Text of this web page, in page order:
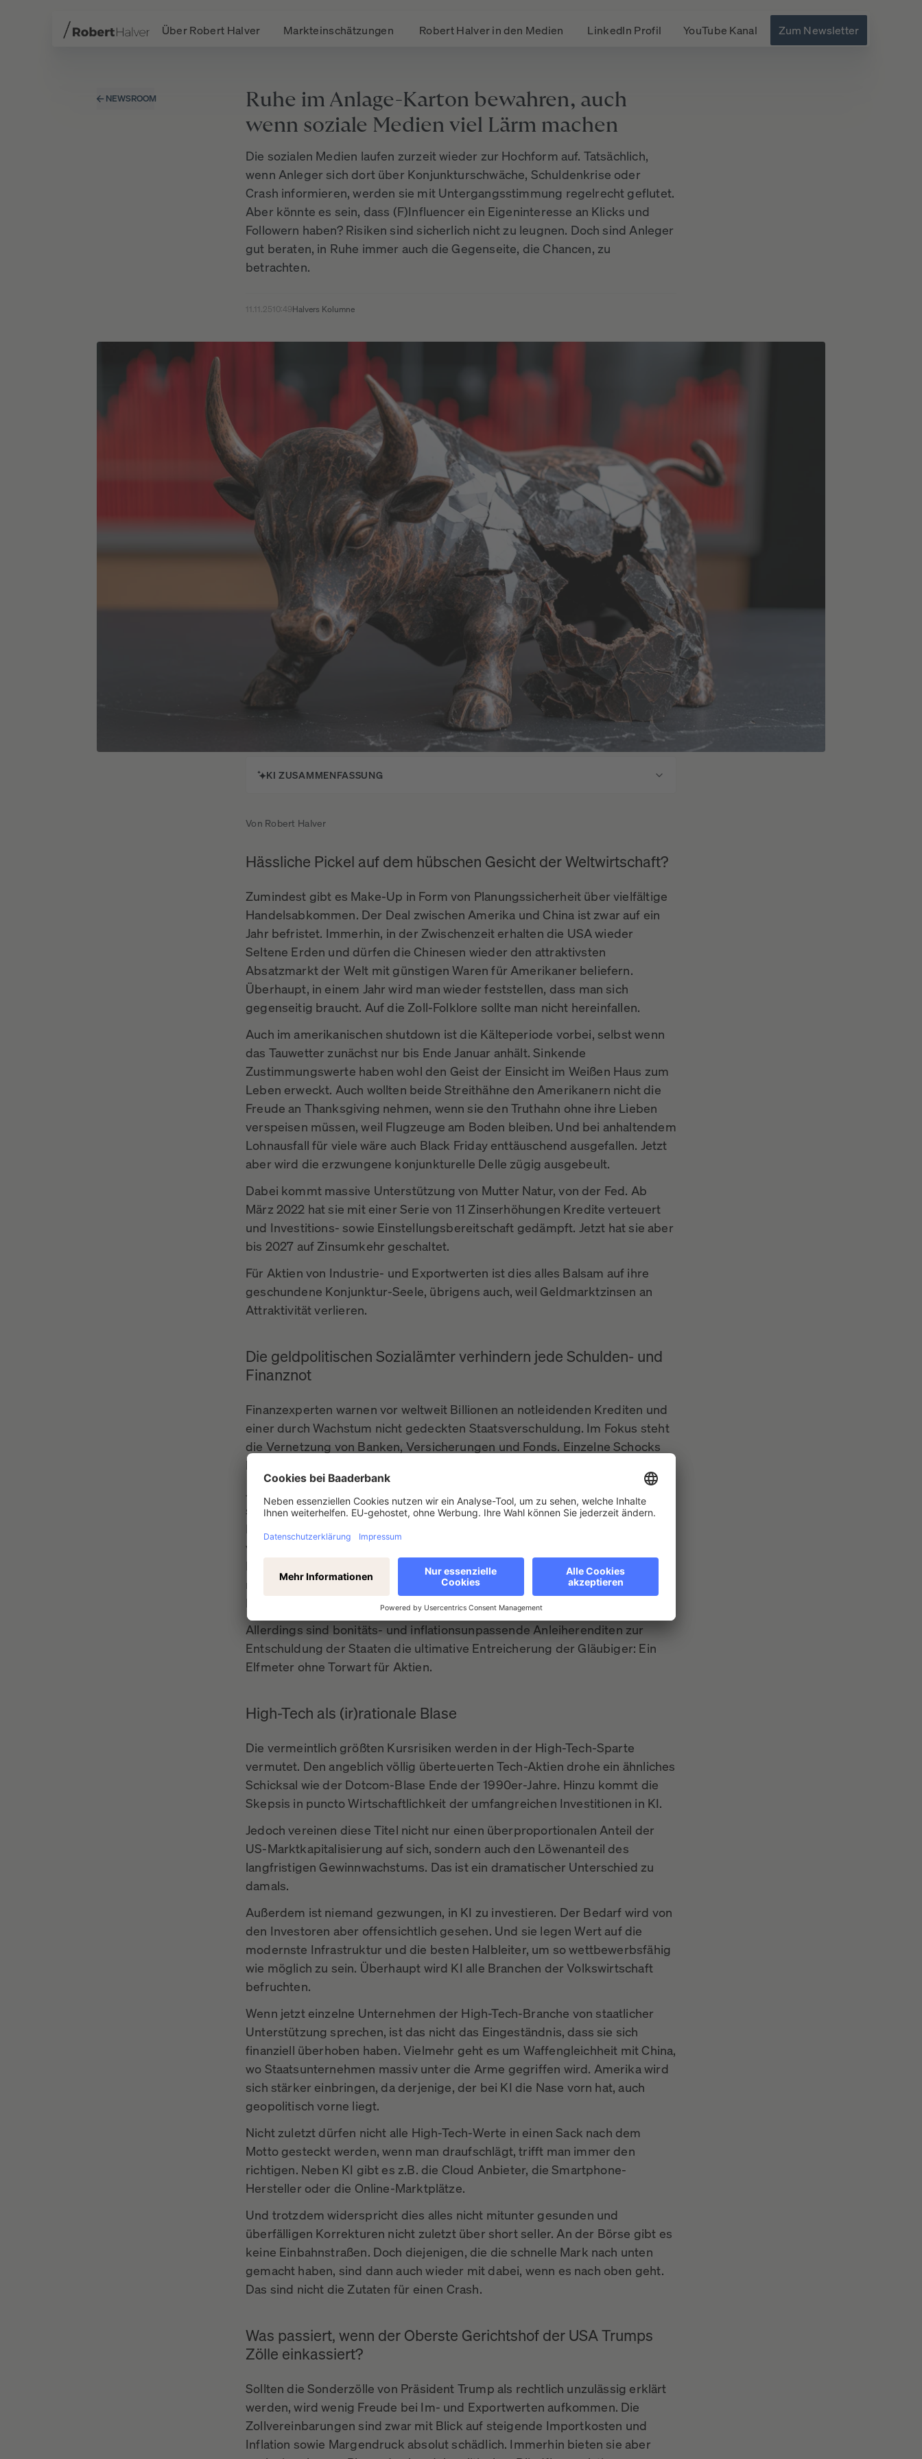
Über Robert Halver Markteinschätzungen Robert Halver in den Medien LinkedIn Profil YouTube Kanal Zum Newsletter
NEWSROOM
Ruhe im Anlage-Karton bewahren, auch
wenn soziale Medien viel Lärm machen
Die sozialen Medien laufen zurzeit wieder zur Hochform auf. Tatsächlich,
wenn Anleger sich dort über Konjunkturschwäche, Schuldenkrise oder
Crash informieren, werden sie mit Untergangsstimmung regelrecht geflutet.
Aber könnte es sein, dass (F)Influencer ein Eigeninteresse an Klicks und
Followern haben? Risiken sind sicherlich nicht zu leugnen. Doch sind Anleger
gut beraten, in Ruhe immer auch die Gegenseite, die Chancen, zu
betrachten.
11.11.2510:49Halvers Kolumne
KI ZUSAMMENFASSUNG
Von Robert Halver
Hässliche Pickel auf dem hübschen Gesicht der Weltwirtschaft?
Zumindest gibt es Make-Up in Form von Planungssicherheit über vielfältige
Handelsabkommen. Der Deal zwischen Amerika und China ist zwar auf ein
Jahr befristet. Immerhin, in der Zwischenzeit erhalten die USA wieder
Seltene Erden und dürfen die Chinesen wieder den attraktivsten
Absatzmarkt der Welt mit günstigen Waren für Amerikaner beliefern.
Überhaupt, in einem Jahr wird man wieder feststellen, dass man sich
gegenseitig braucht. Auf die Zoll-Folklore sollte man nicht hereinfallen.
Auch im amerikanischen shutdown ist die Kälteperiode vorbei, selbst wenn
das Tauwetter zunächst nur bis Ende Januar anhält. Sinkende
Zustimmungswerte haben wohl den Geist der Einsicht im Weißen Haus zum
Leben erweckt. Auch wollten beide Streithähne den Amerikanern nicht die
Freude an Thanksgiving nehmen, wenn sie den Truthahn ohne ihre Lieben
verspeisen müssen, weil Flugzeuge am Boden bleiben. Und bei anhaltendem
Lohnausfall für viele wäre auch Black Friday enttäuschend ausgefallen. Jetzt
aber wird die erzwungene konjunkturelle Delle zügig ausgebeult.
Dabei kommt massive Unterstützung von Mutter Natur, von der Fed. Ab
März 2022 hat sie mit einer Serie von 11 Zinserhöhungen Kredite verteuert
und Investitions- sowie Einstellungsbereitschaft gedämpft. Jetzt hat sie aber
bis 2027 auf Zinsumkehr geschaltet.
Für Aktien von Industrie- und Exportwerten ist dies alles Balsam auf ihre
geschundene Konjunktur-Seele, übrigens auch, weil Geldmarktzinsen an
Attraktivität verlieren.
Die geldpolitischen Sozialämter verhindern jede Schulden- und
Finanznot
Finanzexperten warnen vor weltweit Billionen an notleidenden Krediten und
einer durch Wachstum nicht gedeckten Staatsverschuldung. Im Fokus steht
die Vernetzung von Banken, Versicherungen und Fonds. Einzelne Schocks
könnten eine Welle der Verwüstung wie bei der Finanzkrise 2008 auslösen.
Jedoch werden die großen Notenbanken die Finanzwelt, die an der Klippe
steht, niemals herunterschubsen. Es wäre der finale Systemcrash. Im
Bedarfsfall wird die Geldpolitik massiv eingreifen, den mangelnden Absatz
von Schuldtiteln ins eigene Buch nehmen und deren Kreditzinsen zügeln. Im
Idealfall liegen sie dann unterhalb der Inflation, die geldpolitisch tatsächlich
nur halbherzig bekämpft wird. Denn dann zahlt sich der Zinsdienst über die
Preissteigerung von selbst.
Allerdings sind bonitäts- und inflationsunpassende Anleiherenditen zur
Entschuldung der Staaten die ultimative Entreicherung der Gläubiger: Ein
Elfmeter ohne Torwart für Aktien.
High-Tech als (ir)rationale Blase
Die vermeintlich größten Kursrisiken werden in der High-Tech-Sparte
vermutet. Den angeblich völlig überteuerten Tech-Aktien drohe ein ähnliches
Schicksal wie der Dotcom-Blase Ende der 1990er-Jahre. Hinzu kommt die
Skepsis in puncto Wirtschaftlichkeit der umfangreichen Investitionen in KI.
Jedoch vereinen diese Titel nicht nur einen überproportionalen Anteil der
US-Marktkapitalisierung auf sich, sondern auch den Löwenanteil des
langfristigen Gewinnwachstums. Das ist ein dramatischer Unterschied zu
damals.
Außerdem ist niemand gezwungen, in KI zu investieren. Der Bedarf wird von
den Investoren aber offensichtlich gesehen. Und sie legen Wert auf die
modernste Infrastruktur und die besten Halbleiter, um so wettbewerbsfähig
wie möglich zu sein. Überhaupt wird KI alle Branchen der Volkswirtschaft
befruchten.
Wenn jetzt einzelne Unternehmen der High-Tech-Branche von staatlicher
Unterstützung sprechen, ist das nicht das Eingeständnis, dass sie sich
finanziell überhoben haben. Vielmehr geht es um Waffengleichheit mit China,
wo Staatsunternehmen massiv unter die Arme gegriffen wird. Amerika wird
sich stärker einbringen, da derjenige, der bei KI die Nase vorn hat, auch
geopolitisch vorne liegt.
Nicht zuletzt dürfen nicht alle High-Tech-Werte in einen Sack nach dem
Motto gesteckt werden, wenn man draufschlägt, trifft man immer den
richtigen. Neben KI gibt es z.B. die Cloud Anbieter, die Smartphone-
Hersteller oder die Online-Marktplätze.
Und trotzdem widerspricht dies alles nicht mitunter gesunden und
überfälligen Korrekturen nicht zuletzt über short seller. An der Börse gibt es
keine Einbahnstraßen. Doch diejenigen, die die schnelle Mark nach unten
gemacht haben, sind dann auch wieder mit dabei, wenn es nach oben geht.
Das sind nicht die Zutaten für einen Crash.
Was passiert, wenn der Oberste Gerichtshof der USA Trumps
Zölle einkassiert?
Sollten die Sonderzölle von Präsident Trump als rechtlich unzulässig erklärt
werden, wird wenig Freude bei Im- und Exportwerten aufkommen. Die
Zollvereinbarungen sind zwar mit Blick auf steigende Importkosten und
Inflation sowie Margendruck absolut schädlich. Immerhin bieten sie aber